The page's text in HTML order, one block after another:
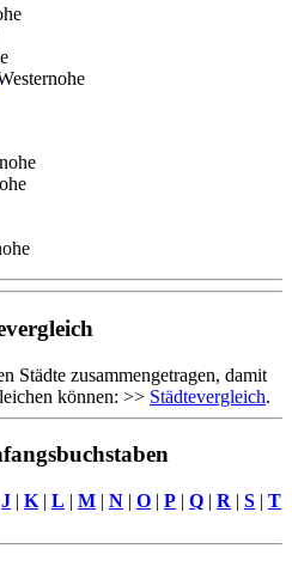
Städte zusammengetragen, damit
können: >> Städtevergleich.
J | K | L | M | N | O | P | Q | R | S | T